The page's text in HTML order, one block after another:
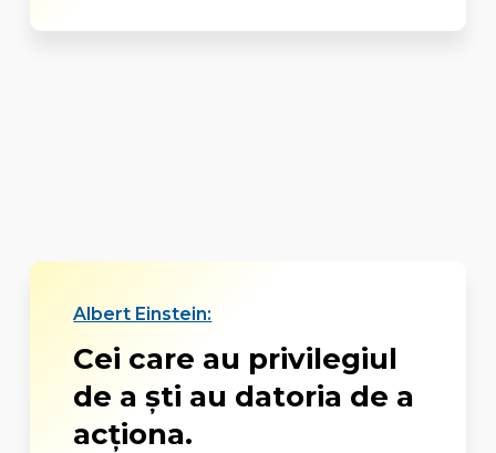
Albert Einstein:
Cei care au privilegiul
de a ști au datoria de a
acționa.